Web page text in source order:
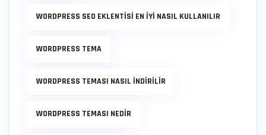
WORDPRESS SEO EKLENTISI EN IYI NASIL KULLANILIR
WORDPRESS TEMA
WORDPRESS TEMASI NASIL INDIRILIR
WORDPRESS TEMASI NEDIR